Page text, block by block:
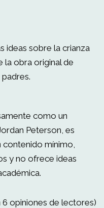
ideas sobre la crianza
la obra original de
como un
Peterson, es
contenido mínimo,
y no ofrece ideas
6 opiniones de lectores)